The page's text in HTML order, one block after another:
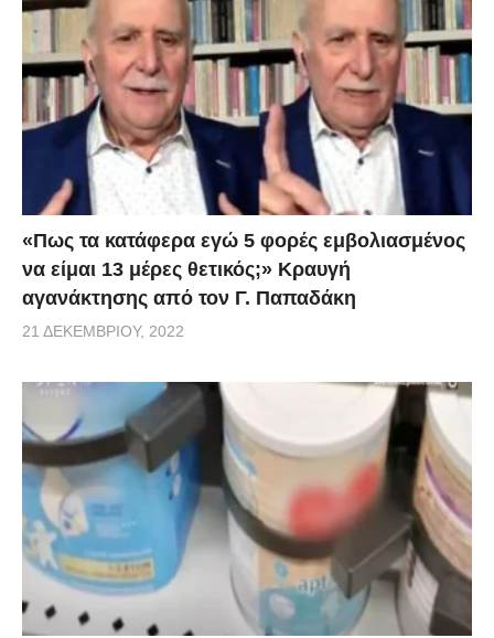
«Πως τα κατάφερα εγώ 5 φορές εμβoλιασμένος
να είμαι 13 μέρες θετικός;» Κραυγή
αγανάκτησης από τον Γ. Παπαδάκη
21 ΔΕΚΕΜΒΡΊΟΥ, 2022